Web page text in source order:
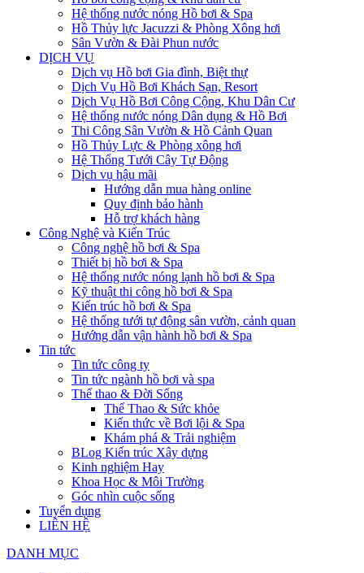
Hệ thống nước nóng Hồ bơi & Spa
Hồ Thủy lực Jacuzzi & Phòng Xông hơi
Sân Vườn & Đài Phun nước
DỊCH VỤ
Dịch vụ Hồ bơi Gia đình, Biệt thự
Dịch Vụ Hồ Bơi Khách Sạn, Resort
Dịch Vụ Hồ Bơi Công Cộng, Khu Dân Cư
Hệ thống nước nóng Dân dụng & Hồ Bơi
Thi Công Sân Vườn & Hồ Cảnh Quan
Hồ Thủy Lực & Phòng xông hơi
Hệ Thống Tưới Cây Tự Động
Dịch vụ hậu mãi
Hướng dẫn mua hàng online
Quy định bảo hành
Hỗ trợ khách hàng
Công Nghệ và Kiến Trúc
Công nghệ hồ bơi & Spa
Thiết bị hồ bơi & Spa
Hệ thống nước nóng lạnh hồ bơi & Spa
Kỹ thuật thi công hồ bơi & Spa
Kiến trúc hồ bơi & Spa
Hệ thống tưới tự động sân vườn, cảnh quan
Hướng dẫn vận hành hồ bơi & Spa
Tin tức
Tin tức công ty
Tin tức ngành hồ bơi và spa
Thể thao & Đời Sống
Thể Thao & Sức khỏe
Kiến thức về Bơi lội & Spa
Khám phá & Trải nghiệm
BLog Kiến trúc Xây dựng
Kinh nghiệm Hay
Khoa Học & Môi Trường
Góc nhìn cuộc sống
Tuyển dụng
LIÊN HỆ
DANH MỤC